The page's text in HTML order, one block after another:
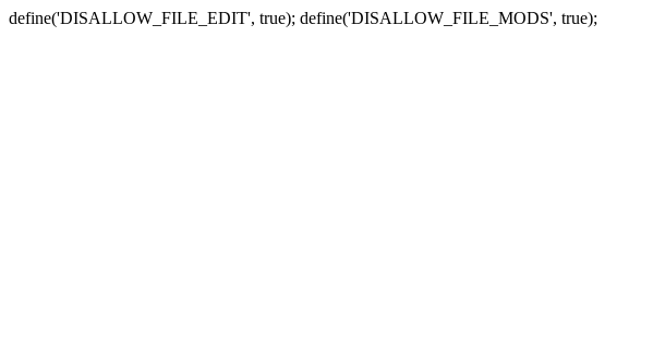
define('DISALLOW_FILE_EDIT', true); define('DISALLOW_FILE_MODS', true);